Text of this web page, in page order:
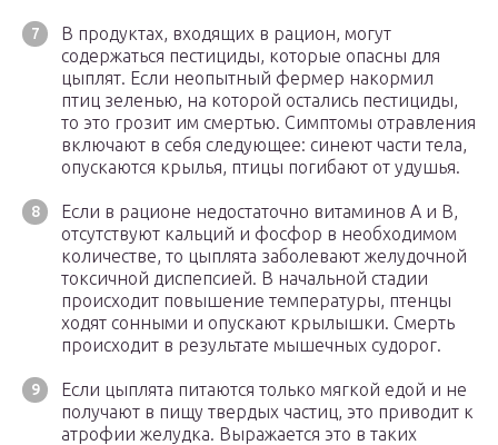
В продуктах, входящих в рацион, могут
содержаться пестициды, которые опасны для
цыплят. Если неопытный фермер накормил
птиц зеленью, на которой остались пестициды,
то это грозит им смертью. Симптомы отравления
включают в себя следующее: синеют части тела,
опускаются крылья, птицы погибают от удушья.
Если в рационе недостаточно витаминов A и B,
отсутствуют кальций и фосфор в необходимом
количестве, то цыплята заболевают желудочной
токсичной диспепсией. В начальной стадии
происходит повышение температуры, птенцы
ходят сонными и опускают крылышки. Смерть
происходит в результате мышечных судорог.
Если цыплята питаются только мягкой едой и не
получают в пищу твердых частиц, это приводит к
атрофии желудка. Выражается это в таких